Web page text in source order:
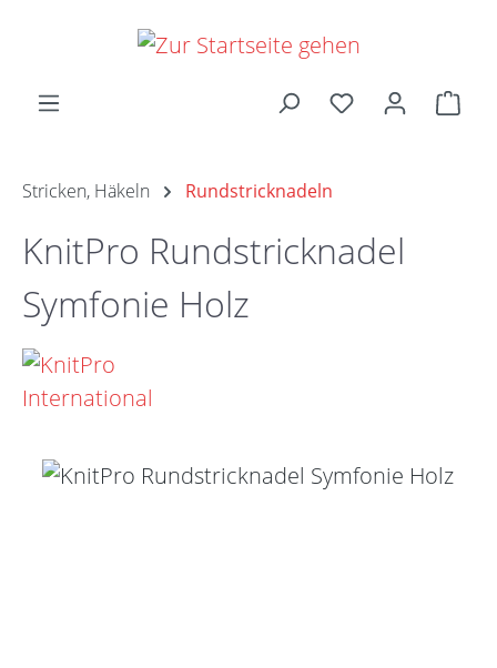
Zum Hauptinhalt springen
Stricken, Häkeln Rundstricknadeln
KnitPro Rundstricknadel
Symfonie Holz
Bildergalerie überspringen